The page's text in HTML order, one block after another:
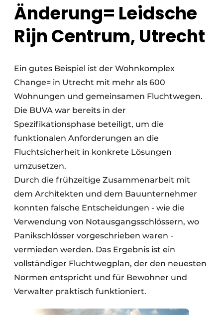
Änderung= Leidsche
Rijn Centrum, Utrecht
Ein gutes Beispiel ist der Wohnkomplex
Change= in Utrecht mit mehr als 600
Wohnungen und gemeinsamen Fluchtwegen.
Die BUVA war bereits in der
Spezifikationsphase beteiligt, um die
funktionalen Anforderungen an die
Fluchtsicherheit in konkrete Lösungen
umzusetzen.
Durch die frühzeitige Zusammenarbeit mit
dem Architekten und dem Bauunternehmer
konnten falsche Entscheidungen - wie die
Verwendung von Notausgangsschlössern, wo
Panikschlösser vorgeschrieben waren -
vermieden werden. Das Ergebnis ist ein
vollständiger Fluchtwegplan, der den neuesten
Normen entspricht und für Bewohner und
Verwalter praktisch funktioniert.